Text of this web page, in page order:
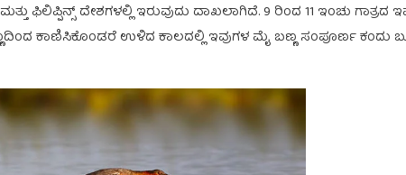
ಫಿಲಿಪ್ಪಿನ್ಸ್ ದೇಶಗಳಲ್ಲಿ ಇರುವುದು ದಾಖಲಾಗಿದೆ. 9 ರಿಂದ 11 ಇಂಚು
ಬಣ್ಣದಿಂದ ಕಾಣಿಸಿಕೊಂಡರೆ ಉಳಿದ ಕಾಲದಲ್ಲಿ ಇವುಗಳ ಮೈ ಬಣ್ಣ ಸಂಪೂರ್ಣ ಕಂದು